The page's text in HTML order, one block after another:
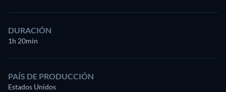
DURACIÓN
1h 20min
PAÍS DE PRODUCCIÓN
Estados Unidos